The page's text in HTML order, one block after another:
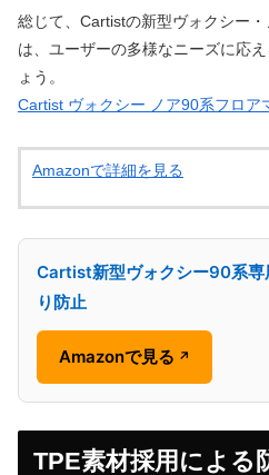
総じて、Cartistの新型ヴォクシー
は、ユーザーの多様なニーズに応
ょう。
Cartist ヴォクシー ノア90系フロア
Amazonで詳細を見る
Cartist新型ヴォクシー90系専
り防止
Amazonで見る ↗
TPE素材採用による